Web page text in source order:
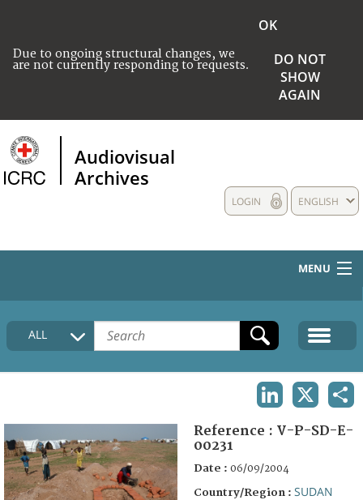
Due to ongoing structural changes, we
are not currently responding to requests.
OK
DO NOT
SHOW
AGAIN
Audiovisual
Archives
ENGLISH
LOGIN
MENU
HOME
COLLECTIONS DESCRIPTION
FAQ
ALL
Reference : V-P-SD-E-
00231
Date : 06/09/2004
Country/Region : SUDAN